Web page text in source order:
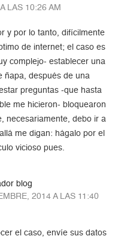
LAS 10:26 AM
y por lo tanto, difícilmente
de internet; el caso es
complejo- establecer una
ñapa, después de una
preguntas -que hasta
me hicieron- bloquearon
necesariamente, debo ir a
me digan: hágalo por el
vicioso pues.
blog
2014 A LAS 11:40
el caso, envíe sus datos